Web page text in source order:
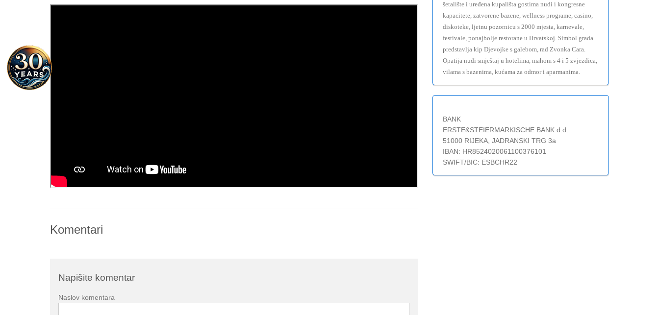
Komentari
Napišite komentar
Naslov komentara
šetalište i uređena kupališta gostima nudi i kongresne
kapacitete, zatvorene bazene, wellness programe, casino,
diskoteke, ljetnu pozornicu s 2000 mjesta, karnevale,
festivale, ponajbolje restorane u Hrvatskoj. Simbol grada
predstavlja kip Djevojke s galebom, rad Zvonka Cara.
Opatija nudi smještaj u hotelima, mahom s 4 i 5 zvjezdica,
vilama s bazenima, kućama za odmor i aparmanima.
BANK
ERSTE&STEIERMARKISCHE BANK d.d.
51000 RIJEKA, JADRANSKI TRG 3a
IBAN: HR8524020061100376101
SWIFT/BIC: ESBCHR22